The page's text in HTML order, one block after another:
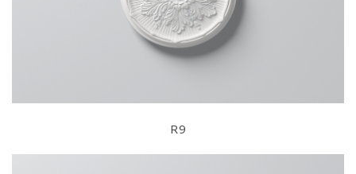
R9